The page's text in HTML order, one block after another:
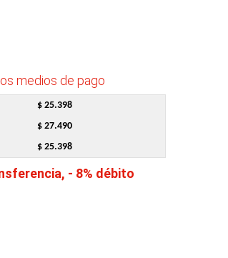
medios de pago
$ 25.398
$ 27.490
$ 25.398
- 8% débito